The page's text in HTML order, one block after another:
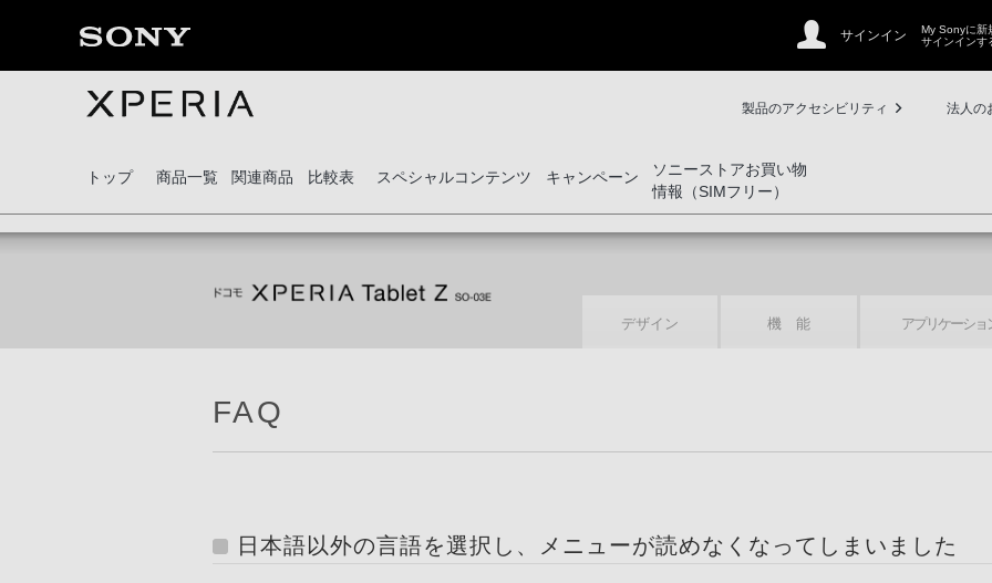
サインイン
My Sonyに新
サインインす
製品のアクセシビリティ 法人の
トップ 商品一覧 関連商品 比較表 スペシャルコンテンツ キャンペーン
ソニーストアお買い物
情報（SIMフリー）
デザイン 機 能 アプリケーショ
FAQ
日本語以外の言語を選択し、メニューが読めなくなってしまいました